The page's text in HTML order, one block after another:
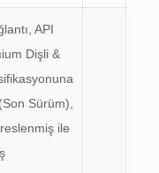
API
Dişli &
Sürüm),
ile